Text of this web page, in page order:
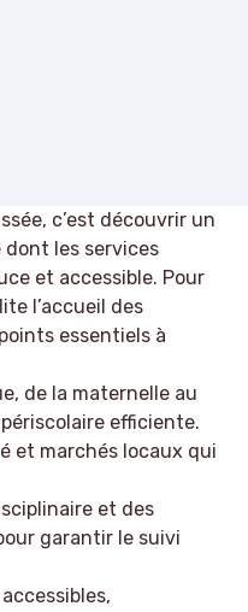
c’est découvrir un
les services
et accessible. Pour
l’accueil des
essentiels à
de la maternelle au
efficiente.
et marchés locaux qui
et des
garantir le suivi